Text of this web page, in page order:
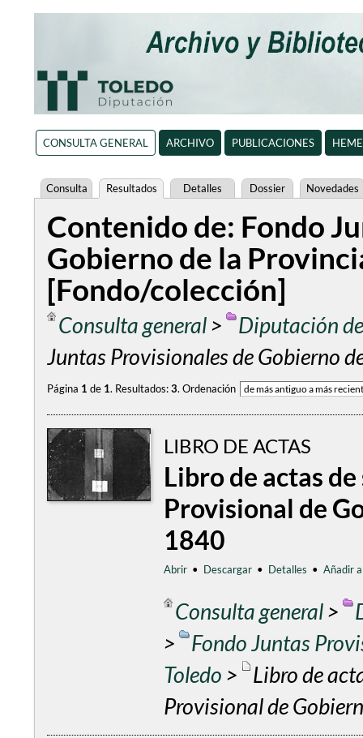
CONSULTA GENERAL ARCHIVO PUBLICACIONES
Consulta Resultados Detalles Dossier Novedades
Contenido de: Fondo
Gobierno de la
[Fondo/colección]
Consulta general>
Diputación
Juntas Provisionales de Gobierno
Página 1 de 1. Resultados:3. Ordenación
LIBRO DE ACTAS
Libro de actas
Provisional de
1840
Abrir • Descargar • Detalles • Añadir
Consulta general>
>
Fondo Juntas
Toledo >
Libro de
Provisional de